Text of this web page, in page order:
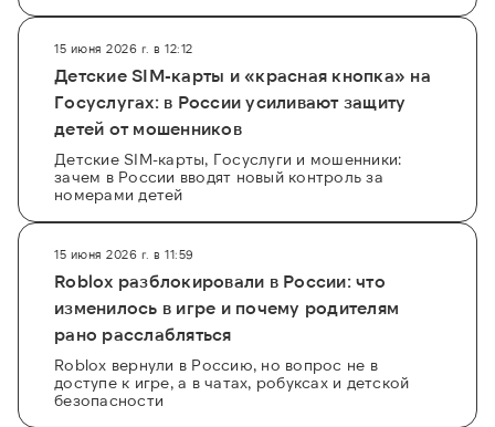
15 июня 2026 г. в 12:12
Детские SIM-карты и «красная кнопка» на
Госуслугах: в России усиливают защиту
детей от мошенников
Детские SIM-карты, Госуслуги и мошенники:
зачем в России вводят новый контроль за
номерами детей
15 июня 2026 г. в 11:59
Roblox разблокировали в России: что
изменилось в игре и почему родителям
рано расслабляться
Roblox вернули в Россию, но вопрос не в
доступе к игре, а в чатах, робуксах и детской
безопасности